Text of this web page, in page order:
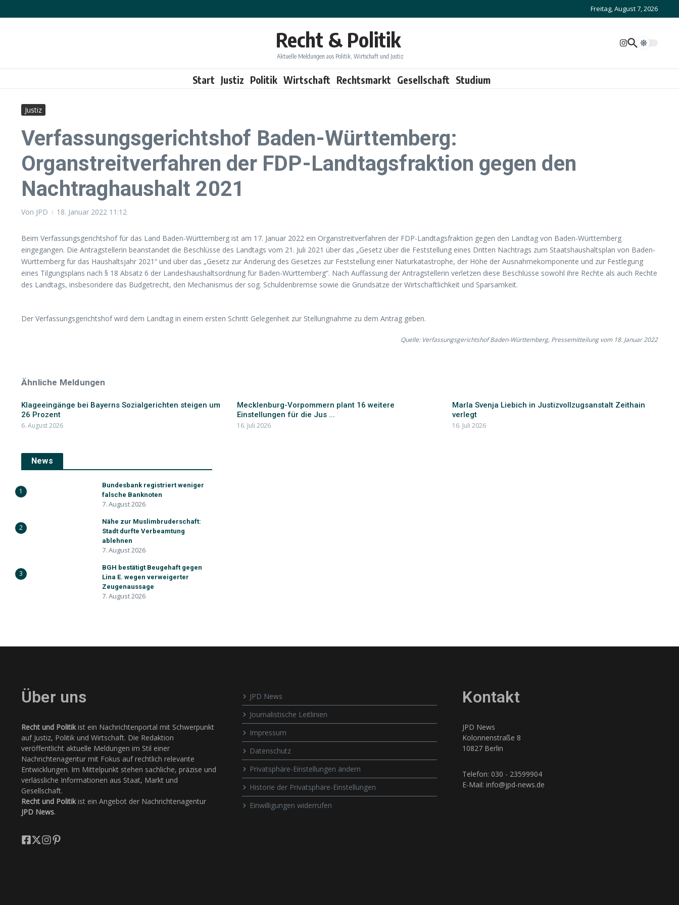
Freitag, August 7, 2026
Recht & Politik
Aktuelle Meldungen aus Politik, Wirtschaft und Justiz
Start Justiz Politik Wirtschaft Rechtsmarkt Gesellschaft Studium
Justiz
Verfassungsgerichtshof Baden-Württemberg:
Organstreitverfahren der FDP-Landtagsfraktion gegen den
Nachtraghaushalt 2021
Von JPD 18. Januar 2022 11:12
Beim Verfassungsgerichtshof für das Land Baden-Württemberg ist am 17. Januar 2022 ein Organstreitverfahren der FDP-Landtagsfraktion gegen den Landtag von Baden-Württemberg
eingegangen. Die Antragstellerin beanstandet die Beschlüsse des Landtags vom 21. Juli 2021 über das „Gesetz über die Feststellung eines Dritten Nachtrags zum Staatshaushaltsplan von Baden-
Württemberg für das Haushaltsjahr 2021“ und über das „Gesetz zur Änderung des Gesetzes zur Feststellung einer Naturkatastrophe, der Höhe der Ausnahmekomponente und zur Festlegung
eines Tilgungsplans nach § 18 Absatz 6 der Landeshaushaltsordnung für Baden-Württemberg“. Nach Auffassung der Antragstellerin verletzen diese Beschlüsse sowohl ihre Rechte als auch Rechte
des Landtags, insbesondere das Budgetrecht, den Mechanismus der sog. Schuldenbremse sowie die Grundsätze der Wirtschaftlichkeit und Sparsamkeit.
Der Verfassungsgerichtshof wird dem Landtag in einem ersten Schritt Gelegenheit zur Stellungnahme zu dem Antrag geben.
Quelle: Verfassungsgerichtshof Baden-Württemberg, Pressemitteilung vom 18. Januar 2022
Ähnliche Meldungen
Klageeingänge bei Bayerns Sozialgerichten steigen um
26 Prozent
6. August 2026
Mecklenburg-Vorpommern plant 16 weitere
Einstellungen für die Jus ...
16. Juli 2026
Marla Svenja Liebich in Justizvollzugsanstalt Zeithain
verlegt
16. Juli 2026
News
1
Bundesbank registriert weniger
falsche Banknoten
7. August 2026
2
Nähe zur Muslimbruderschaft:
Stadt durfte Verbeamtung
ablehnen
7. August 2026
3
BGH bestätigt Beugehaft gegen
Lina E. wegen verweigerter
Zeugenaussage
7. August 2026
Über uns
Recht und Politikist ein Nachrichtenportal mit Schwerpunkt
auf Justiz, Politik und Wirtschaft. Die Redaktion
veröffentlicht aktuelle Meldungen im Stil einer
Nachrichtenagentur mit Fokus auf rechtlich relevante
Entwicklungen. Im Mittelpunkt stehen sachliche, präzise und
verlässliche Informationen aus Staat, Markt und
Gesellschaft.
Recht und Politikist ein Angebot der Nachrichtenagentur
JPD News.
JPD News
Journalistische Leitlinien
Impressum
Datenschutz
Privatsphäre-Einstellungen ändern
Historie der Privatsphäre-Einstellungen
Einwilligungen widerrufen
Kontakt
JPD News
Kolonnenstraße 8
10827 Berlin
Telefon: 030 - 23599904
E-Mail: info@jpd-news.de